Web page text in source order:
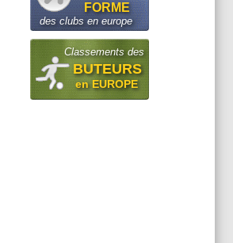
FORME
des clubs en europe
Classements des
BUTEURS
en EUROPE